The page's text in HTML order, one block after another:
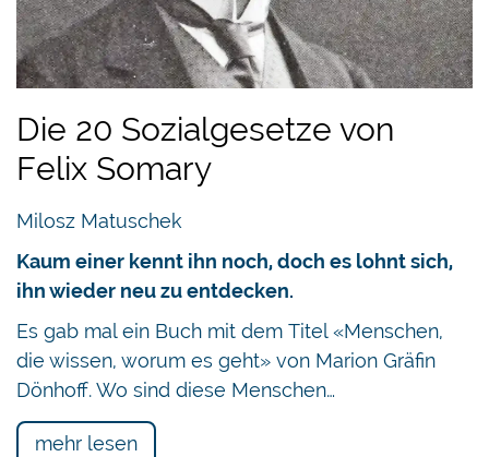
Die 20 Sozialgesetze von
Felix Somary
Milosz Matuschek
Kaum einer kennt ihn noch, doch es lohnt sich,
ihn wieder neu zu entdecken.
Es gab mal ein Buch mit dem Titel «Menschen,
die wissen, worum es geht» von Marion Gräfin
Dönhoff. Wo sind diese Menschen…
mehr lesen